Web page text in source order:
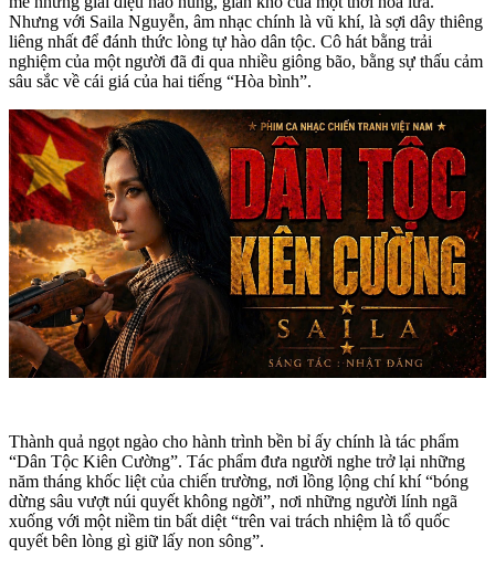
Nhưng với Saila Nguyễn, âm nhạc chính là vũ khí, là sợi dây thiêng
liêng nhất để đánh thức lòng tự hào dân tộc. Cô hát bằng trải
nghiệm của một người đã đi qua nhiều giông bão, bằng sự thấu cảm
sâu sắc về cái giá của hai tiếng “Hòa bình”.
Thành quả ngọt ngào cho hành trình bền bỉ ấy chính là tác phẩm
“Dân Tộc Kiên Cường”. Tác phẩm đưa người nghe trở lại những
năm tháng khốc liệt của chiến trường, nơi lồng lộng chí khí “bóng
dừng sâu vượt núi quyết không ngời”, nơi những người lính ngã
xuống với một niềm tin bất diệt “trên vai trách nhiệm là tổ quốc
quyết bên lòng gì giữ lấy non sông”.